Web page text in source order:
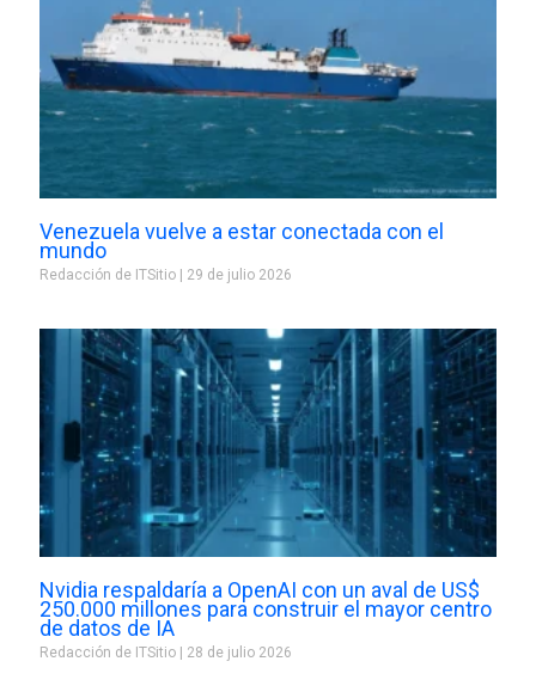
Venezuela vuelve a estar conectada con el
mundo
Redacción de ITSitio 29 de julio 2026
Nvidia respaldaría a OpenAI con un aval de US$
250.000 millones para construir el mayor centro
de datos de IA
Redacción de ITSitio 28 de julio 2026